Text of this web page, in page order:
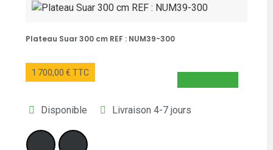
Plateau Suar 300 cm REF : NUM39-300
1 700,00 € TTC
Disponible Livraison 4-7 jours